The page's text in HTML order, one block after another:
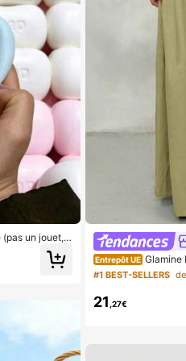
un jouet, p
comme cadea
Entrepôt UE Glamine
mbes larges,
design drapé
#1 BEST-SELLERS
21 ,27€